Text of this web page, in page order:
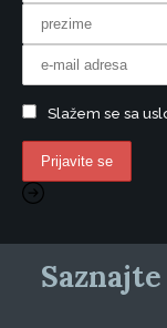
Slažem se sa